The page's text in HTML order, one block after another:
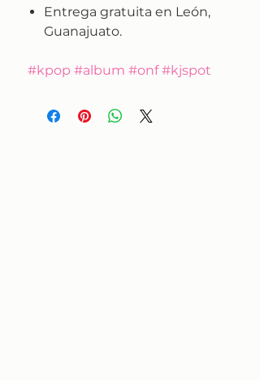
Entrega gratuita en León,
Guanajuato.
#kpop #album #onf #kjspot